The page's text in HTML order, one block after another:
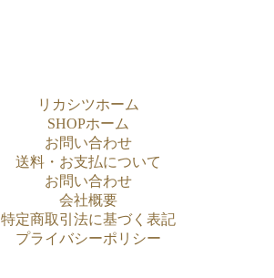
リカシツホーム
SHOPホーム
お問い合わせ
送料・お支払について
お問い合わせ
会社概要
特定商取引法に基づく表記
プライバシーポリシー